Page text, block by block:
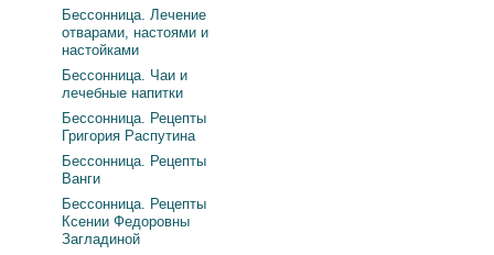
Бессонница. Лечение
отварами, настоями и
настойками
Бессонница. Чаи и
лечебные напитки
Бессонница. Рецепты
Григория Распутина
Бессонница. Рецепты
Ванги
Бессонница. Рецепты
Ксении Федоровны
Загладиной